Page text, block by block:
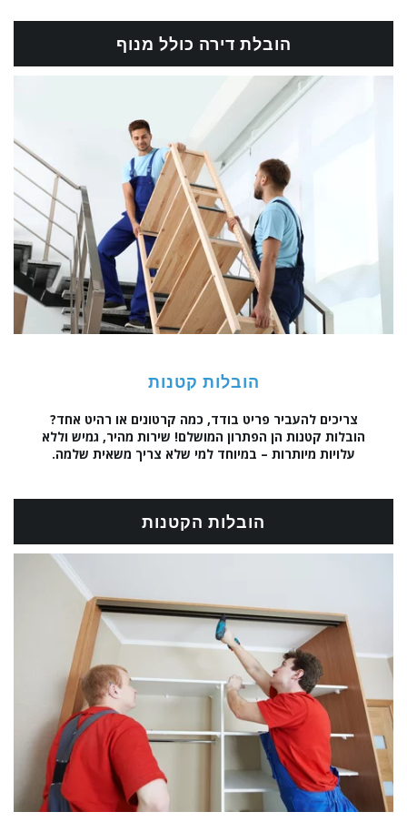
הובלת דירה כולל מנוף
הובלות קטנות
צריכים להעביר פריט בודד, כמה קרטונים או רהיט אחד?
הובלות קטנות הן הפתרון המושלם! שירות מהיר, גמיש וללא
עלויות מיותרות – במיוחד למי שלא צריך משאית שלמה.
הובלות הקטנות